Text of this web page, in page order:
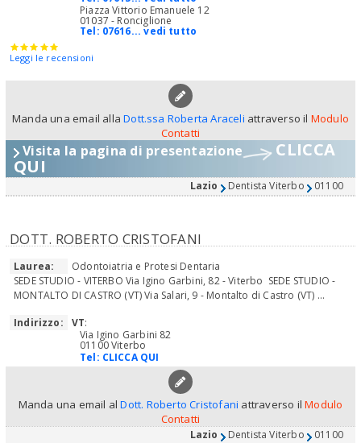
Piazza Vittorio Emanuele 12
01037 - Ronciglione
Tel: 07616... vedi tutto
Leggi le recensioni
Manda una email allaDott.ssa Roberta Araceli attraverso il Modulo
Contatti
Visita la pagina di presentazione CLICCA
QUI
Lazio Dentista Viterbo 01100
DOTT. ROBERTO CRISTOFANI
Laurea:
Odontoiatria e Protesi Dentaria
SEDE STUDIO - VITERBO Via Igino Garbini, 82 - Viterbo SEDE STUDIO -
MONTALTO DI CASTRO (VT) Via Salari, 9 - Montalto di Castro (VT) ...
Indirizzo:
VT:
Via Igino Garbini 82
01100 Viterbo
Tel: CLICCA QUI
Manda una email alDott. Roberto Cristofani attraverso ilModulo
Contatti
Lazio Dentista Viterbo 01100